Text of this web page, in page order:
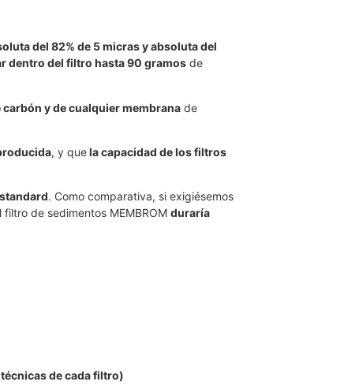
del 82% de 5 micras y absoluta del
dentro del filtro hasta 90 gramos de
y de cualquier membrana de
, y quela capacidad de los filtros
. Como comparativa, si exigiésemos
de sedimentos MEMBROM duraría
de cada filtro)